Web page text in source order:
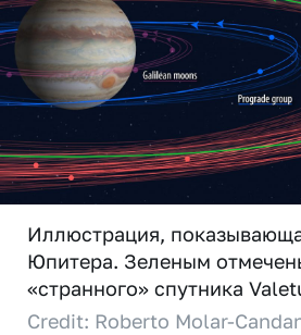
Иллюстрация,
Юпитера. Зеленым
«странного» спутника
Credit: Roberto Molar-